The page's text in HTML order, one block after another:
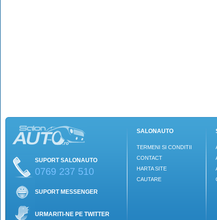
SUPORT SALONAUTO
0769 237 510
SUPORT MESSENGER
URMARITI-NE PE TWITTER
SALONAUTO
TERMENI SI CONDITII
CONTACT
HARTA SITE
CAUTARE